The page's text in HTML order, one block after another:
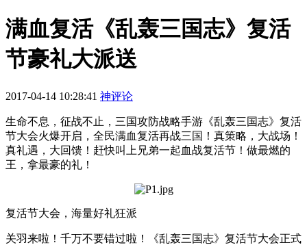
满血复活《乱轰三国志》复活
节豪礼大派送
2017-04-14 10:28:41 神评论
生命不息，征战不止，三国攻防战略手游《乱轰三国志》复活
节大会火爆开启，全民满血复活再战三国！真策略，大战场！
真礼遇，大回馈！赶快叫上兄弟一起血战复活节！做最燃的
王，拿最豪的礼！
复活节大会，海量好礼狂派
关羽来啦！千万不要错过啦！《乱轰三国志》复活节大会正式